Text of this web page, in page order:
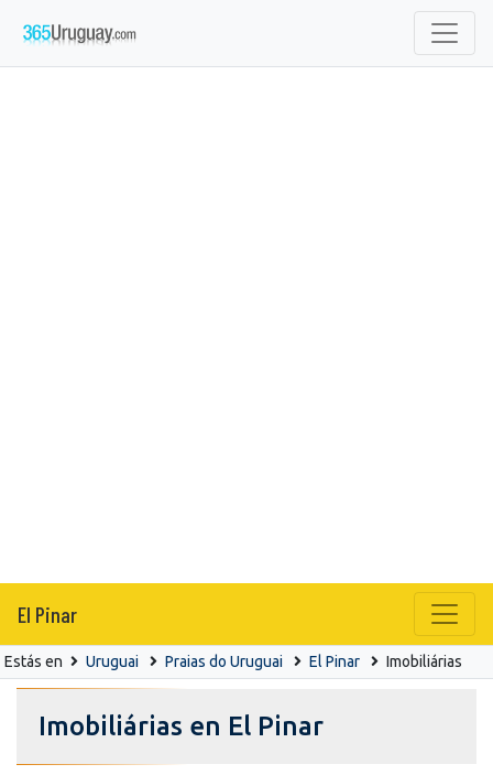
El Pinar
Estás en Uruguai Praias do Uruguai El Pinar Imobiliárias
Imobiliárias en El Pinar